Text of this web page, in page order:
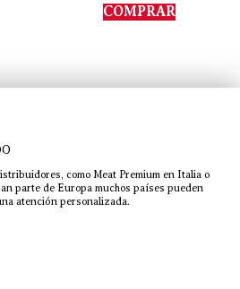
de 5
COMPRAR
como Meat Premium en Italia o
parte de Europa muchos países pueden
atención personalizada.